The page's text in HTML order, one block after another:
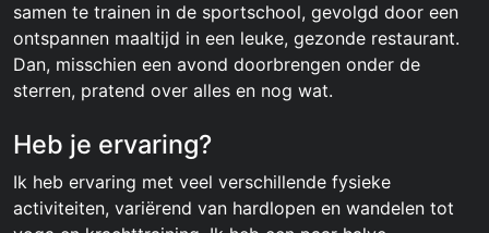
samen te trainen in de sportschool, gevolgd door een
ontspannen maaltijd in een leuke, gezonde restaurant.
Dan, misschien een avond doorbrengen onder de
sterren, pratend over alles en nog wat.
Heb je ervaring?
Ik heb ervaring met veel verschillende fysieke
activiteiten, variërend van hardlopen en wandelen tot